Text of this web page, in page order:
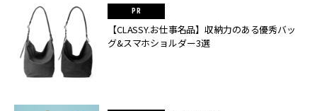
【CLASSY.お仕事名品】収納力のある優秀バッ
グ&スマホショルダー3選